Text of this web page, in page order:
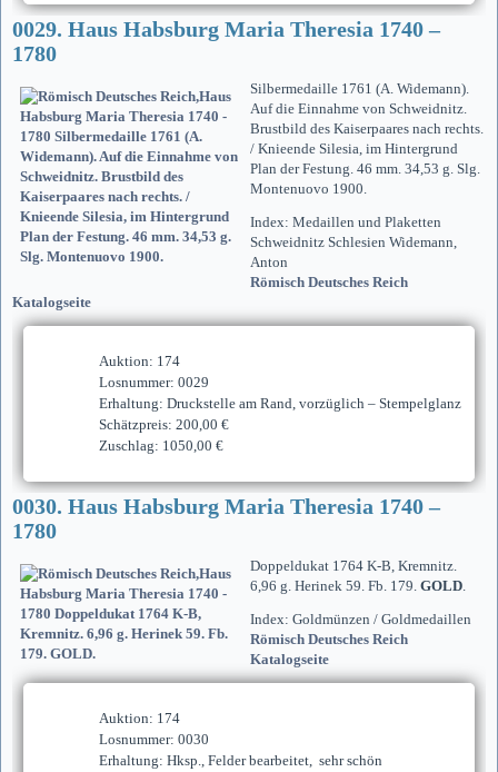
0029. Haus Habsburg Maria Theresia 1740 –
1780
Silbermedaille 1761 (A. Widemann).
Auf die Einnahme von Schweidnitz.
Brustbild des Kaiserpaares nach rechts.
/ Knieende Silesia, im Hintergrund
Plan der Festung. 46 mm. 34,53 g. Slg.
Montenuovo 1900.
Index: Medaillen und Plaketten
Schweidnitz Schlesien Widemann,
Anton
Römisch Deutsches Reich
Katalogseite
Auktion: 174
Losnummer: 0029
Erhaltung: Druckstelle am Rand, vorzüglich – Stempelglanz
Schätzpreis: 200,00 €
Zuschlag: 1050,00 €
0030. Haus Habsburg Maria Theresia 1740 –
1780
Doppeldukat 1764 K-B, Kremnitz.
6,96 g. Herinek 59. Fb. 179. GOLD.
Index: Goldmünzen / Goldmedaillen
Römisch Deutsches Reich
Katalogseite
Auktion: 174
Losnummer: 0030
Erhaltung: Hksp., Felder bearbeitet, sehr schön